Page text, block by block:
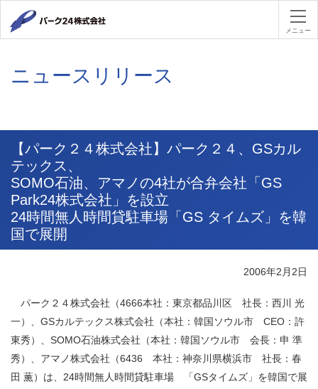
パーク２
メニュー
ニュースリリース
【パーク２４株式会社】パーク２４、GSカル
テックス、
SOMO石油、アマノの4社が合弁会社「GS
Park24株式会社」を設立
24時間無人時間貸駐車場「GS タイムズ」を韓
国で展開
2006年2月2日
パーク２４株式会社（4666本社：東京都品川区 社長：西川 光
一）、GSカルテックス株式会社（本社：韓国ソウル市 CEO：許
東秀）、SOMO石油株式会社（本社：韓国ソウル市 会長：申 準
秀）、アマノ株式会社（6436 本社：神奈川県横浜市 社長：春
田 薫）は、24時間無人時間貸駐車場 「GSタイムズ」を韓国で展